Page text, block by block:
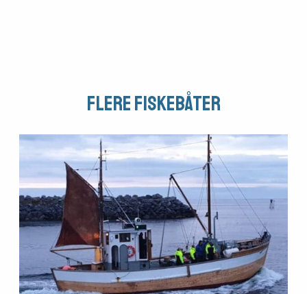
ArrangementerFlere fiskebåter